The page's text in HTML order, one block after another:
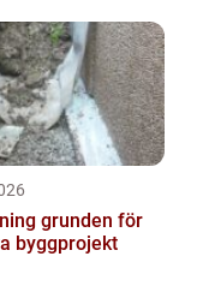
för
byggprojekt